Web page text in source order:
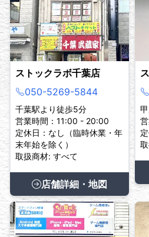
ストックラボ千葉店
050-5269-5844
千葉駅より徒歩5分
営業時間：11:00 - 20:00
定休日：なし（臨時休業・年
末年始を除く）
取扱商材: すべて
店舗詳細・地図